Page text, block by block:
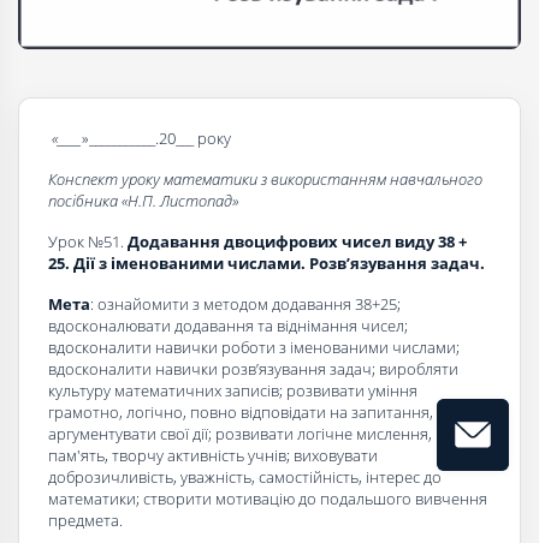
«____ »___________.20___ року
Конспект уроку математики з використанням навчального
посібника «Н.П. Листопад»
Урок №51. Додавання двоцифрових чисел виду 38 +
25. Дії з іменованими числами. Розв’язування задач.
Мета: ознайомити з методом додавання 38+25;
вдосконалювати додавання та віднімання чисел;
вдосконалити навички роботи з іменованими числами;
вдосконалити навички розв’язування задач; виробляти
культуру математичних записів; розвивати уміння
грамотно, логічно, повно відповідати на запитання,
аргументувати свої дії; розвивати логічне мислення,
пам'ять, творчу активність учнів; виховувати
доброзичливість, уважність, самостійність, інтерес до
математики; створити мотивацію до подальшого вивчення
предмета.